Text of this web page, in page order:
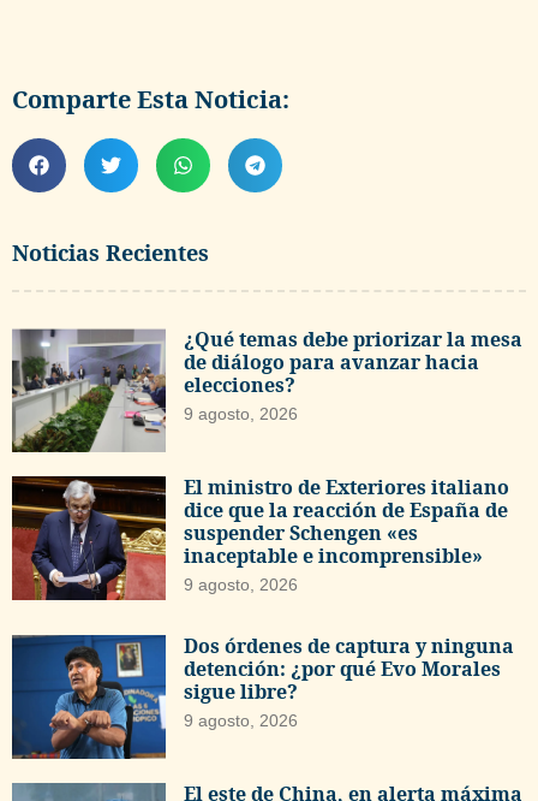
Noticias Recientes
¿Qué temas debe priorizar la mesa
de diálogo para avanzar hacia
elecciones?
9 agosto, 2026
El ministro de Exteriores italiano
dice que la reacción de España de
suspender Schengen «es
inaceptable e incomprensible»
9 agosto, 2026
Dos órdenes de captura y ninguna
detención: ¿por qué Evo Morales
sigue libre?
9 agosto, 2026
El este de China, en alerta máxima
Comparte Esta Noticia: